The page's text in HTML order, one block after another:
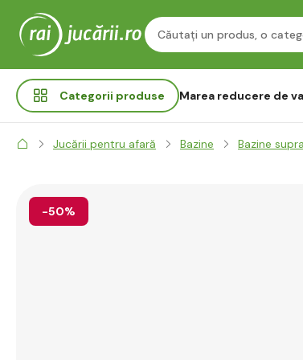
Categorii produse Marea reducere de
Jucării pentru afară Bazine Bazine
-50%